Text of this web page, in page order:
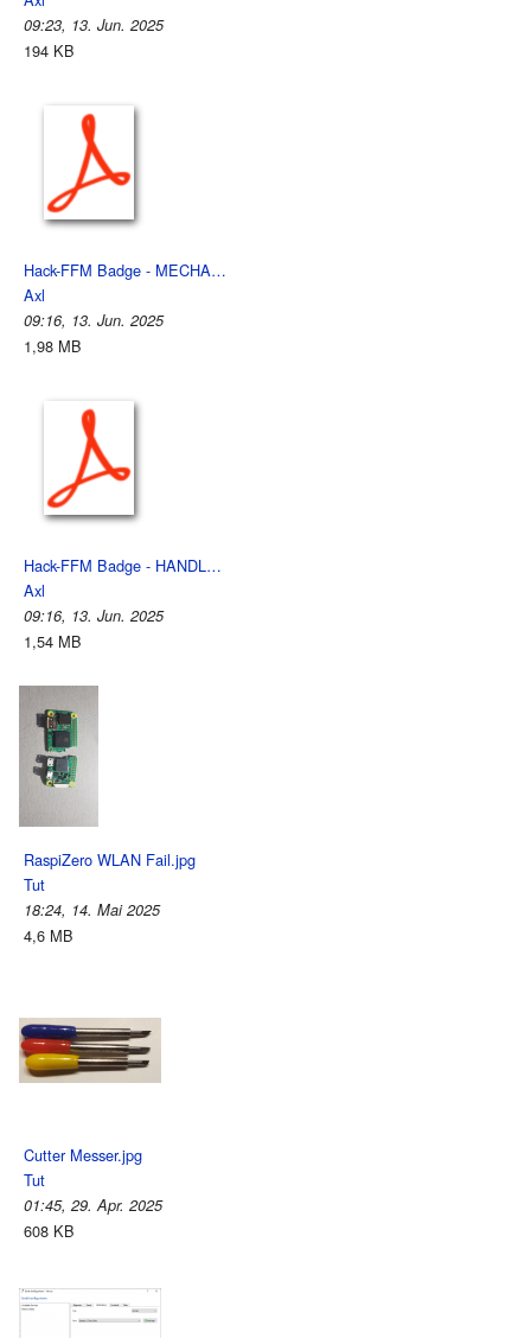
09:23, 13. Jun. 2025
194 KB
Hack-FFM Badge - MECHA…
Axl
09:16, 13. Jun. 2025
1,98 MB
Hack-FFM Badge - HANDL…
Axl
09:16, 13. Jun. 2025
1,54 MB
RaspiZero WLAN Fail.jpg
Tut
18:24, 14. Mai 2025
4,6 MB
Cutter Messer.jpg
Tut
01:45, 29. Apr. 2025
608 KB